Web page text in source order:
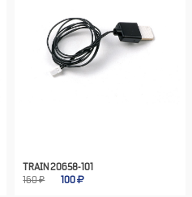
TRAIN 20658-101
160 ₽
100